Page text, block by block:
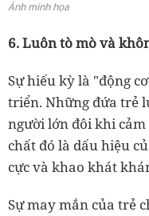
Ảnh minh họa
6. Luôn tò mò và
Sự hiếu kỳ là "động
triển. Những đứa trẻ
người lớn đôi khi
chất đó là dấu hiệu
cực và khao khát
Sự may mắn của trẻ